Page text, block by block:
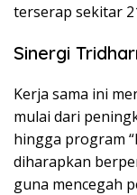
terserap sekitar
Sinergi
Kerja sama ini
mulai dari
hingga program
diharapkan
guna mencegah